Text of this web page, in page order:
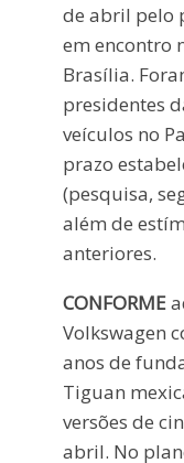
de abril pelo
em encontro
Brasília.
presidentes
veículos no
prazo
(pesquisa,
além de
anteriores.
CONFORME
Volkswagen
anos de
Tiguan
versões de
abril. No